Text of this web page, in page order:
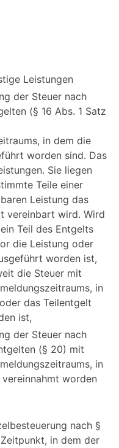
Leistungen
der Steuer nach
(§ 16 Abs. 1 Satz
in dem die
worden sind. Das
Sie liegen
Teile einer
Leistung das
vereinbart wird. Wird
Teil des Entgelts
die Leistung oder
worden ist,
die Steuer mit
in
das Teilentgelt
ist,
der Steuer nach
(§ 20) mit
in
worden
nach §
in dem der